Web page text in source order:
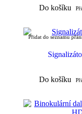
Do košíku
Přidat do seznamu
Do košíku